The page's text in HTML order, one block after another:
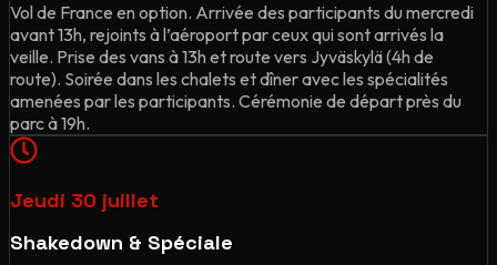
Vol de France en option. Arrivée des participants du mercredi
avant 13h, rejoints à l’aéroport par ceux qui sont arrivés la
veille. Prise des vans à 13h et route vers Jyväskylä (4h de
route). Soirée dans les chalets et dîner avec les spécialités
amenées par les participants. Cérémonie de départ près du
parc à 19h.
Jeudi 30 juillet
Shakedown & Spéciale